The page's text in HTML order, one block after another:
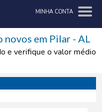
MINHA CONTA
em Pilar - AL
e verifique o valor médio